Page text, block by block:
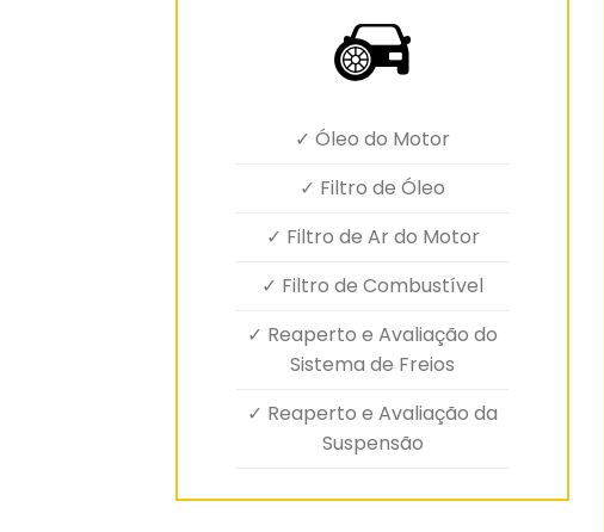
✓ Óleo do Motor
✓ Filtro de Óleo
✓ Filtro de Ar do Motor
✓ Filtro de Combustível
✓ Reaperto e Avaliação do
Sistema de Freios
✓ Reaperto e Avaliação da
Suspensão